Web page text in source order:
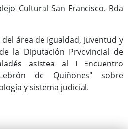
Cultural San Francisco. Rda
área de Igualdad, Juventud y
la Diputación Prvovincial de
asistea al I Encuentro
de Quiñones" sobre
y sistema judicial.